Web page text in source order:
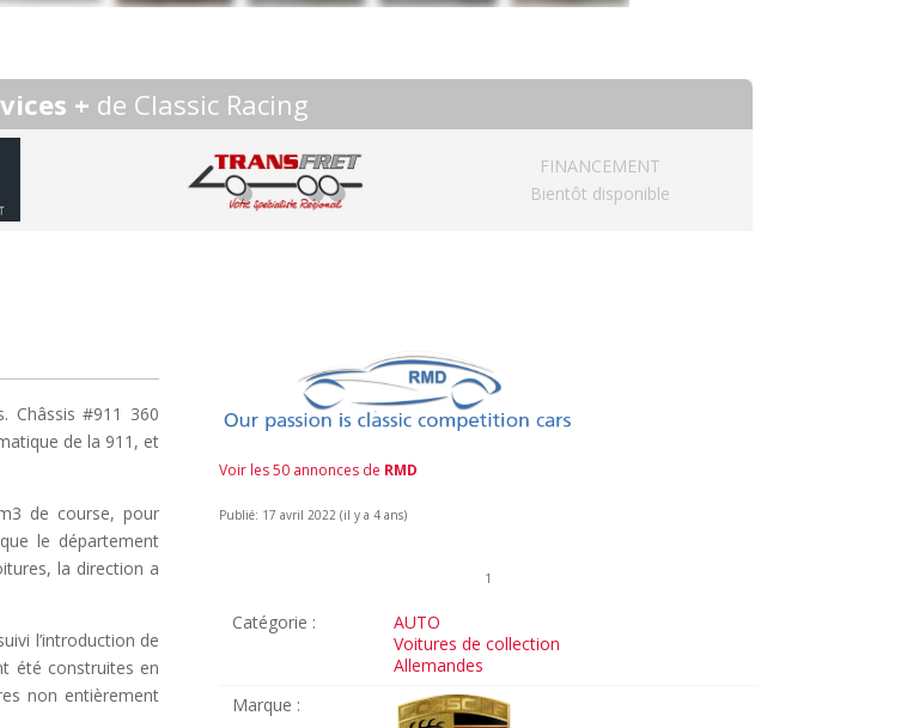
+ de Classic Racing
FINANCEMENT
Bientôt disponible
Châssis #911 360
de la 911, et
de course, pour
le département
la direction a
l’introduction de
été construites en
non entièrement
Voir les 50 annonces de RMD
Publié: 17 avril 2022 (il y a 4 ans)
1
Catégorie :
AUTO
Voitures de collection
Allemandes
Marque :